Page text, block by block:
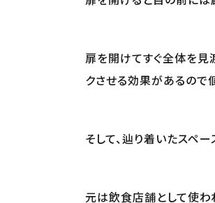
扉を開けてすぐ全体を見
クさせる効果があるので
そして、辿り着いたスペ
元は飲食店舗として使わ